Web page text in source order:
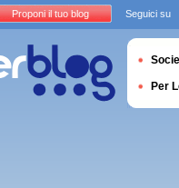
Proponi il tuo blog Seguici su
Per